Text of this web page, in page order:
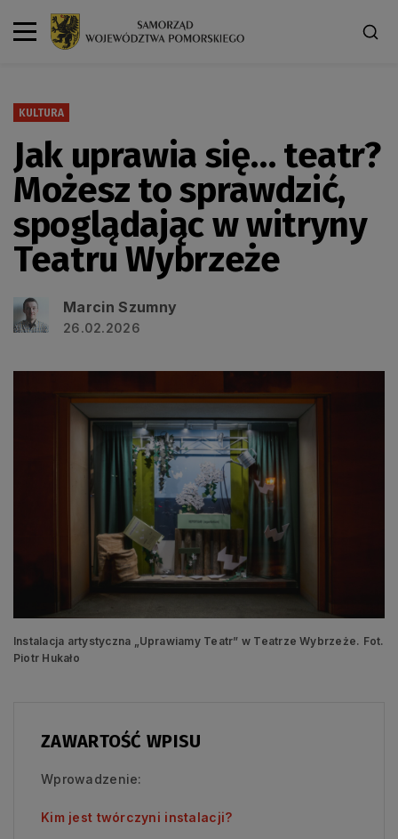
KULTURA
Jak uprawia się… teatr?
Możesz to sprawdzić,
spoglądając w witryny
Teatru Wybrzeże
Marcin Szumny
26.02.2026
Instalacja artystyczna „Uprawiamy Teatr” w Teatrze Wybrzeże. Fot.
Piotr Hukało
ZAWARTOŚĆ WPISU
Wprowadzenie:
Kim jest twórczyni instalacji?